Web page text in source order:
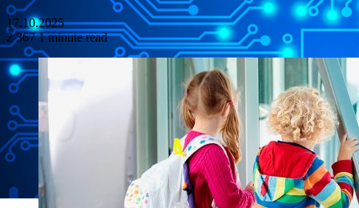
17.10.2025
2 3671 minute read